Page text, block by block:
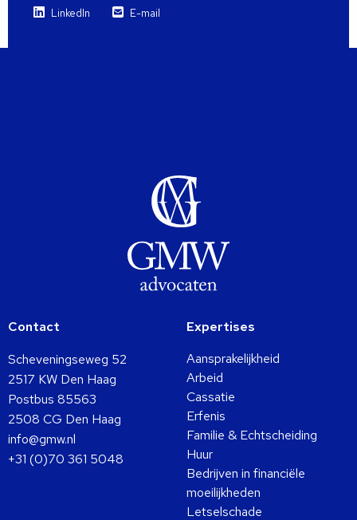
LinkedIn E-mail
Contact
Scheveningseweg 52
2517 KW Den Haag
Postbus 85563
2508 CG Den Haag
info@gmw.nl
+31 (0)70 361 5048
Expertises
Aansprakelijkheid
Arbeid
Cassatie
Erfenis
Familie & Echtscheiding
Huur
Bedrijven in financiële
moeilijkheden
Letselschade